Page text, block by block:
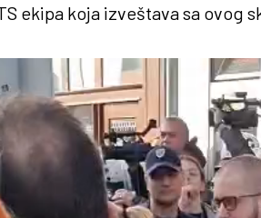
ekipa koja izveštava sa ovog